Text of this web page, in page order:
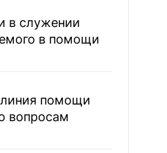
в служении
в помощи
линия помощи
вопросам